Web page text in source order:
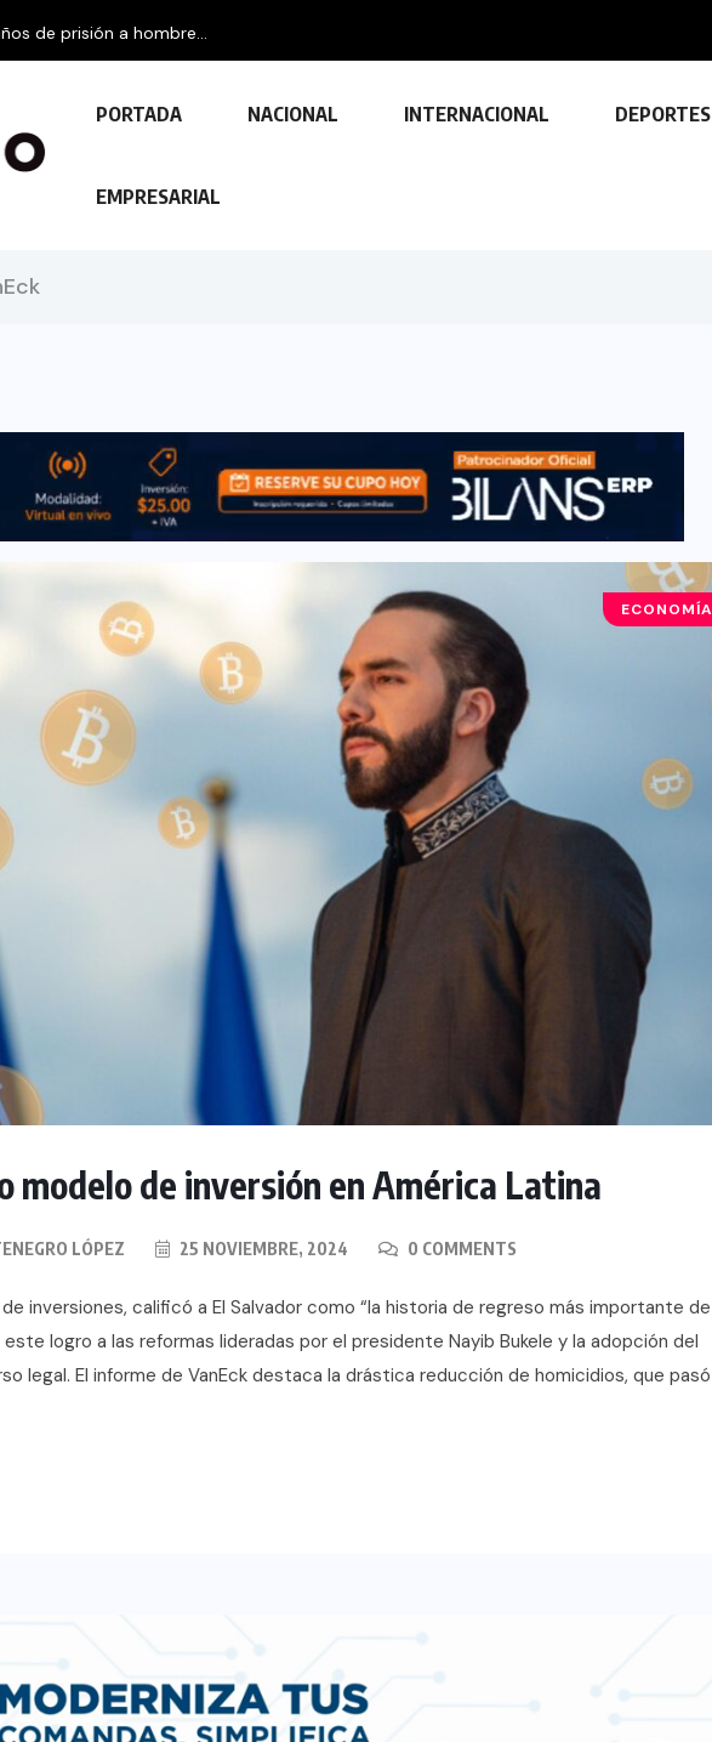
de prisión a hombre...
PORTADA NACIONAL INTERNACIONAL DEPORTES
EMPRESARIAL
ECONOMÍA
modelo de inversión en América Latina
LÓPEZ 25 NOVIEMBRE, 2024 0 COMMENTS
inversiones, calificó a El Salvador como “la historia de regreso más importante de
logro a las reformas lideradas por el presidente Nayib Bukele y la adopción del
legal. El informe de VanEck destaca la drástica reducción de homicidios, que pasó
presuntos
de estructura
de
2026
23 FEBRERO, 2024